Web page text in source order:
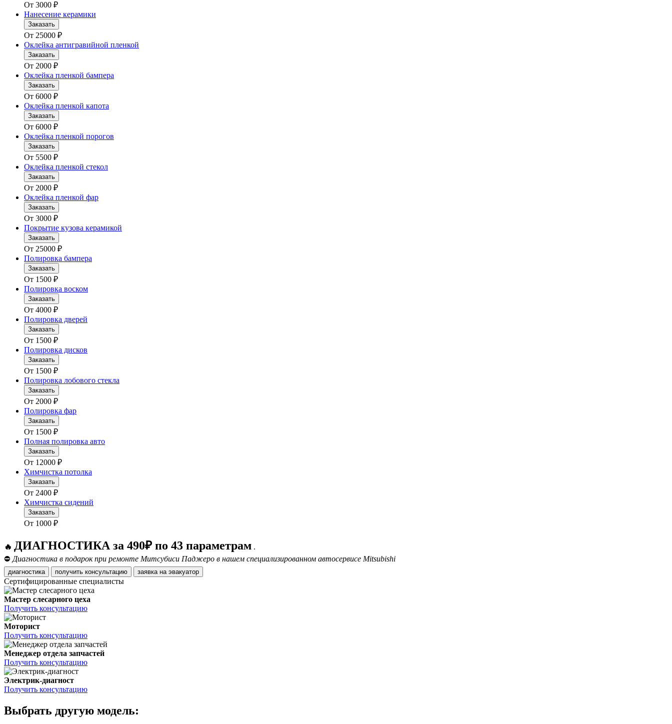
От 3000 ₽
Нанесение керамики
Заказать
От 25000 ₽
Оклейка антигравийной пленкой
Заказать
От 2000 ₽
Оклейка пленкой бампера
Заказать
От 6000 ₽
Оклейка пленкой капота
Заказать
От 6000 ₽
Оклейка пленкой порогов
Заказать
От 5500 ₽
Оклейка пленкой стекол
Заказать
От 2000 ₽
Оклейка пленкой фар
Заказать
От 3000 ₽
Покрытие кузова керамикой
Заказать
От 25000 ₽
Полировка бампера
Заказать
От 1500 ₽
Полировка воском
Заказать
От 4000 ₽
Полировка дверей
Заказать
От 1500 ₽
Полировка дисков
Заказать
От 1500 ₽
Полировка лобового стекла
Заказать
От 2000 ₽
Полировка фар
Заказать
От 1500 ₽
Полная полировка авто
Заказать
От 12000 ₽
Химчистка потолка
Заказать
От 2400 ₽
Химчистка сидений
Заказать
От 1000 ₽
🔥 ДИАГНОСТИКА за 490₽ по 43 параметрам .
⛔ Диагностика в подарок при ремонте Митсубиси Паджеро в нашем специализированном автосервисе Mitsubishi
диагностика получить консультацию заявка на эвакуатор
Сертифицированные специалисты
Мастер слесарного цеха
Получить консультацию
Моторист
Получить консультацию
Менеджер отдела запчастей
Получить консультацию
Электрик-диагност
Получить консультацию
Выбрать другую модель: